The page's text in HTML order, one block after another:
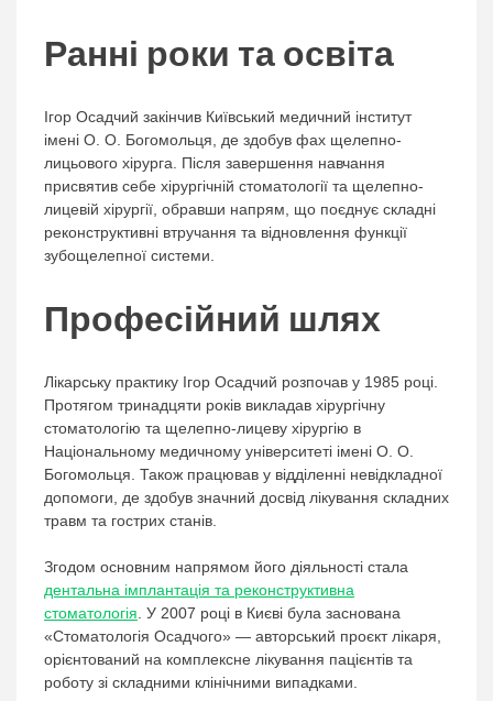
Ранні роки та освіта
Ігор Осадчий закінчив Київський медичний інститут
імені О. О. Богомольця, де здобув фах щелепно-
лицьового хірурга. Після завершення навчання
присвятив себе хірургічній стоматології та щелепно-
лицевій хірургії, обравши напрям, що поєднує складні
реконструктивні втручання та відновлення функції
зубощелепної системи.
Професійний шлях
Лікарську практику Ігор Осадчий розпочав у 1985 році.
Протягом тринадцяти років викладав хірургічну
стоматологію та щелепно-лицеву хірургію в
Національному медичному університеті імені О. О.
Богомольця. Також працював у відділенні невідкладної
допомоги, де здобув значний досвід лікування складних
травм та гострих станів.
Згодом основним напрямом його діяльності стала
дентальна імплантація та реконструктивна
стоматологія . У 2007 році в Києві була заснована
«Стоматологія Осадчого» — авторський проєкт лікаря,
орієнтований на комплексне лікування пацієнтів та
роботу зі складними клінічними випадками.